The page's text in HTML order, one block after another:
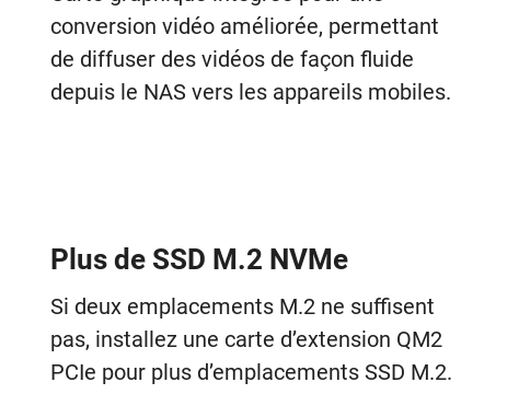
conversion vidéo améliorée, permettant
de diffuser des vidéos de façon fluide
depuis le NAS vers les appareils mobiles.
Plus de SSD M.2 NVMe
Si deux emplacements M.2 ne suffisent
pas, installez une carte d’extension QM2
PCIe pour plus d’emplacements SSD M.2.